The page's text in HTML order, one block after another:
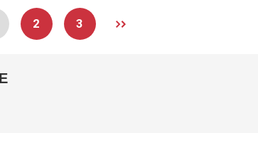
2 3
れた記事から、インターネット利用者層にとって特に関心の